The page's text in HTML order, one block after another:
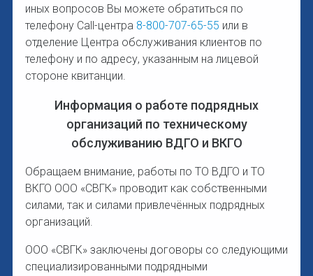
иных вопросов Вы можете обратиться по
телефону Call-центра 8-800-707-65-55 или в
отделение Центра обслуживания клиентов по
телефону и по адресу, указанным на лицевой
стороне квитанции.
Информация о работе подрядных
организаций по техническому
обслуживанию ВДГО и ВКГО
Обращаем внимание, работы по ТО ВДГО и ТО
ВКГО ООО «СВГК» проводит как собственными
силами, так и силами привлечённых подрядных
организаций.
ООО «СВГК» заключены договоры со следующими
специализированными подрядными